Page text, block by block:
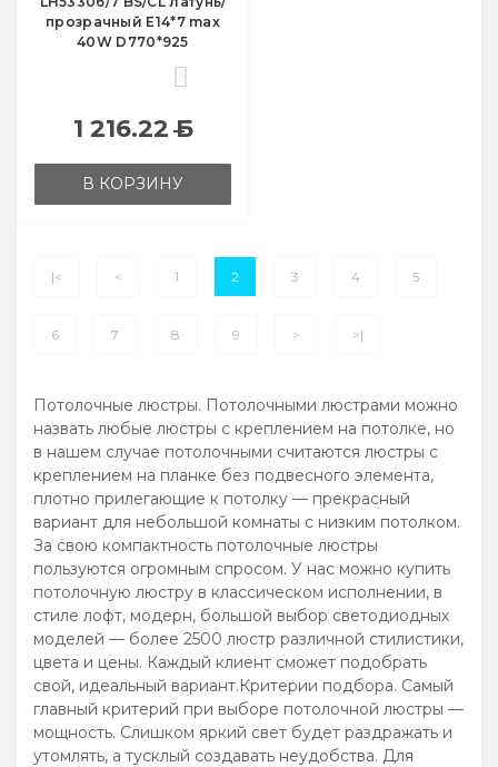
прозрачный E14*7 max
40W D770*925
1 216.22Б
В КОРЗИНУ
|< < 1 2 3 4 5
6 7 8 9 > >|
Потолочные люстры. Потолочными люстрами можно
назвать любые люстры с креплением на потолке, но
в нашем случае потолочными считаются люстры с
креплением на планке без подвесного элемента,
плотно прилегающие к потолку — прекрасный
вариант для небольшой комнаты с низким потолком.
За свою компактность потолочные люстры
пользуются огромным спросом. У нас можно купить
потолочную люстру в классическом исполнении, в
стиле лофт, модерн, большой выбор светодиодных
моделей — более 2500 люстр различной стилистики,
цвета и цены. Каждый клиент сможет подобрать
свой, идеальный вариант.Критерии подбора. Самый
главный критерий при выборе потолочной люстры —
мощность. Слишком яркий свет будет раздражать и
утомлять, а тусклый создавать неудобства. Для